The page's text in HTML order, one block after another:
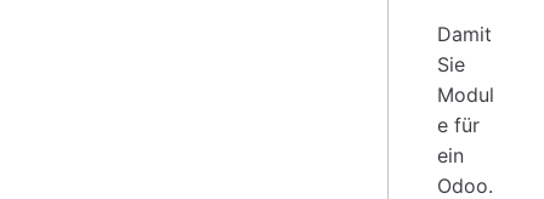
Damit
Sie
Modul
e für
ein
Odoo.